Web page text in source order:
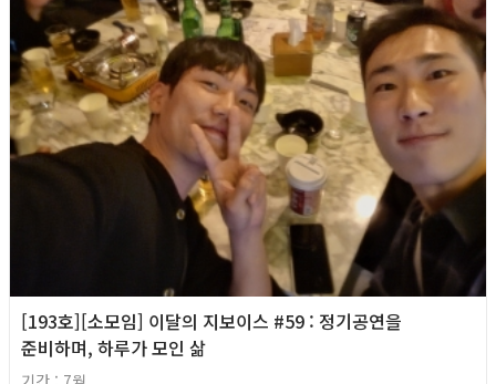
[193호][소모임] 이달의 지보이스 #59 : 정기공연을
준비하며, 하루가 모인 삶